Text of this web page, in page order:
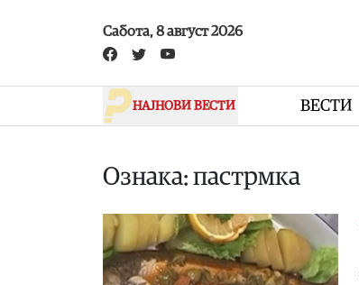
Сабота, 8 август 2026
НАЈНОВИ ВЕСТИ ВЕСТИ
Ознака: пастрмка